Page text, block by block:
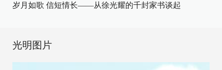
岁月如歌 信短情长——从徐光耀的千封家书谈起
光明图片